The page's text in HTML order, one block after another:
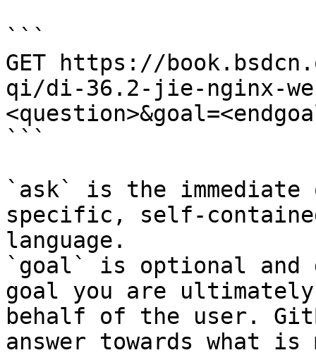
```
GET https://
qi/di-36.2-jie-nginx-
```
`ask` is the
specific, self-
language.
`goal` is optional and
goal you are
behalf of the user.
answer towards what